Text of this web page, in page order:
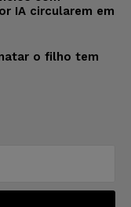
IA circularem em
o filho tem